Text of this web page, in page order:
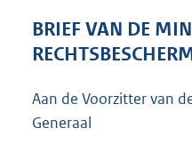
BRIEF VAN DE
Aan de Voorzitter van
Generaal